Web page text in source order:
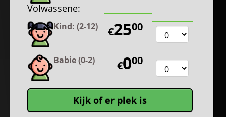
Volwassene:
Kind: (2-12) €2500
Babie (0-2) €000
Kijk of er plek is